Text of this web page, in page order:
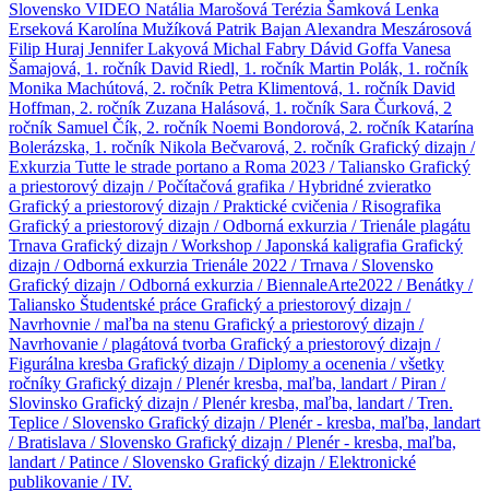
Slovensko VIDEO Natália Marošová Terézia Šamková Lenka
Erseková Karolína Mužíková Patrik Bajan Alexandra Meszárosová
Filip Huraj Jennifer Lakyová Michal Fabry Dávid Goffa Vanesa
Šamajová, 1. ročník David Riedl, 1. ročník Martin Polák, 1. ročník
Monika Machútová, 2. ročník Petra Klimentová, 1. ročník David
Hoffman, 2. ročník Zuzana Halásová, 1. ročník Sara Čurková, 2
ročník Samuel Čík, 2. ročník Noemi Bondorová, 2. ročník Katarína
Bolerázska, 1. ročník Nikola Bečvarová, 2. ročník Grafický dizajn /
Exkurzia Tutte le strade portano a Roma 2023 / Taliansko Grafický
a priestorový dizajn / Počítačová grafika / Hybridné zvieratko
Grafický a priestorový dizajn / Praktické cvičenia / Risografika
Grafický a priestorový dizajn / Odborná exkurzia / Trienále plagátu
Trnava Grafický dizajn / Workshop / Japonská kaligrafia Grafický
dizajn / Odborná exkurzia Trienále 2022 / Trnava / Slovensko
Grafický dizajn / Odborná exkurzia / BiennaleArte2022 / Benátky /
Taliansko Študentské práce Grafický a priestorový dizajn /
Navrhovnie / maľba na stenu Grafický a priestorový dizajn /
Navrhovanie / plagátová tvorba Grafický a priestorový dizajn /
Figurálna kresba Grafický dizajn / Diplomy a ocenenia / všetky
ročníky Grafický dizajn / Plenér kresba, maľba, landart / Piran /
Slovinsko Grafický dizajn / Plenér kresba, maľba, landart / Tren.
Teplice / Slovensko Grafický dizajn / Plenér - kresba, maľba, landart
/ Bratislava / Slovensko Grafický dizajn / Plenér - kresba, maľba,
landart / Patince / Slovensko Grafický dizajn / Elektronické
publikovanie / IV.